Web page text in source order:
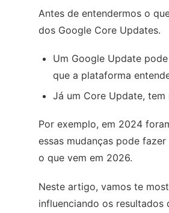
Antes de entendermos o
dos Google Core Updates.
Um Google Update
que a plataforma
Já um Core Update, tem
Por exemplo, em 2024
essas mudanças pode
o que vem em 2026.
Neste artigo, vamos te
influenciando os resultados